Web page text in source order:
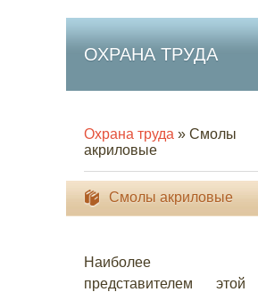
ОХРАНА ТРУДА
Охрана труда » Смолы
акриловые
Смолы акриловые
Наиболее
представителем